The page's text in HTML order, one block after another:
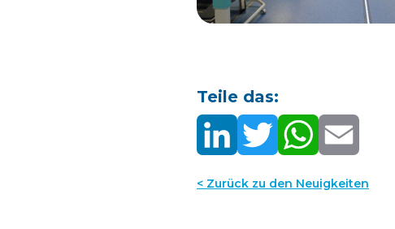
Teile das:
< Zurück zu den Neuigkeiten